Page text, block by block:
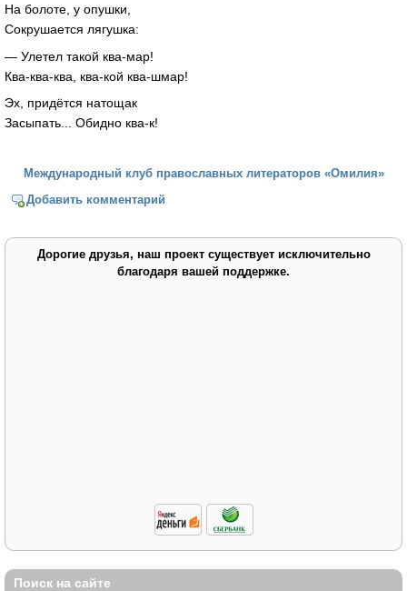
На болоте, у опушки,
Сокрушается лягушка:
— Улетел такой ква-мар!
Ква-ква-ква, ква-кой ква-шмар!
Эх, придётся натощак
Засыпать... Обидно ква-к!
Международный клуб православных литераторов «Омилия»
Добавить комментарий
Дорогие друзья, наш проект существует исключительно
благодаря вашей поддержке.
Поиск на сайте